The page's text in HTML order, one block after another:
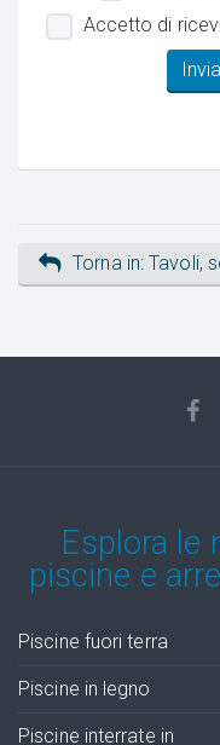
Accetto di
Torna in: Tavoli,
Esplora le
piscine e
Piscine fuori terra
Piscine in legno
Piscine interrate in